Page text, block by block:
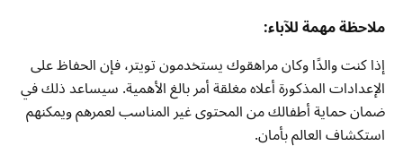
ملاحظة مهمة للآباء:
إذا كنت والدًا وكان مراهقوك يستخدمون تويتر، فإن الحفاظ على
الإعدادات المذكورة أعلاه مغلقة أمر بالغ الأهمية. سيساعد ذلك في
ضمان حماية أطفالك من المحتوى غير المناسب لعمرهم ويمكنهم
استكشاف العالم بأمان.